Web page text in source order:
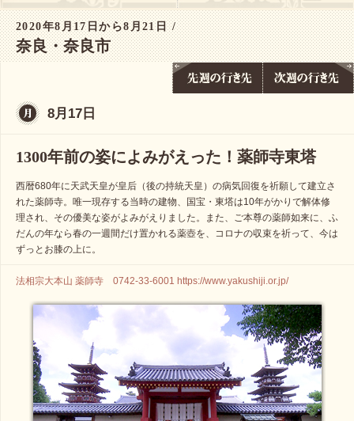
2020年8月17日から8月21日 /
奈良・奈良市
8月17日
1300年前の姿によみがえった！薬師寺東塔
西暦680年に天武天皇が皇后（後の持統天皇）の病気回復を祈願して建立さ
れた薬師寺。唯一現存する当時の建物、国宝・東塔は10年がかりで解体修
理され、その優美な姿がよみがえりました。また、ご本尊の薬師如来に、ふ
だんの年なら春の一週間だけ置かれる薬壺を、コロナの収束を祈って、今は
ずっとお膝の上に。
法相宗大本山 薬師寺 0742-33-6001 https://www.yakushiji.or.jp/